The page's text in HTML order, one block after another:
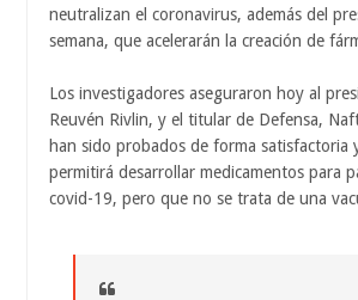
neutralizan el coronavirus, además del
semana, que acelerarán la creación de
Los investigadores aseguraron hoy al
Reuvén Rivlin, y el titular de Defensa,
han sido probados de forma satisfactoria
permitirá desarrollar medicamentos para
covid-19, pero que no se trata de una